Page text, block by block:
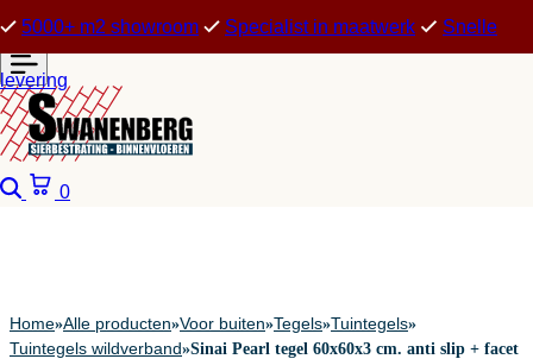
5000+ m2 showroom Specialist in maatwerk Snelle
levering
Zoeken
0
Home»Alle producten»Voor buiten»Tegels»Tuintegels»
Tuintegels wildverband»Sinai Pearl tegel 60x60x3 cm. anti slip + facet